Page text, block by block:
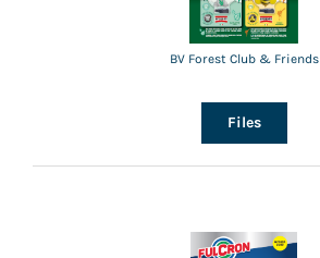
BV Forest Club & Friends
Files